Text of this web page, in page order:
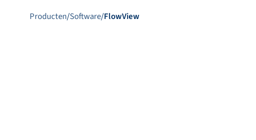
Producten/Software/FlowView